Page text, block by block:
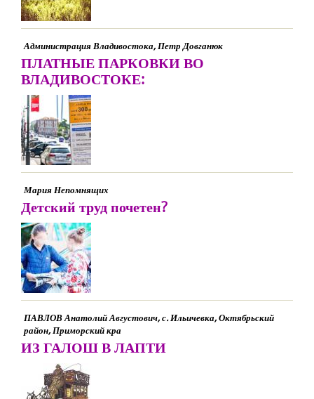
Администрация Владивостока, Петр Довганюк
ПЛАТНЫЕ ПАРКОВКИ ВО
ВЛАДИВОСТОКЕ:
Мария Непомнящих
Детский труд почетен?
ПАВЛОВ Анатолий Августович, с. Ильичевка, Октябрьский
район, Приморский кра
ИЗ ГАЛОШ В ЛАПТИ